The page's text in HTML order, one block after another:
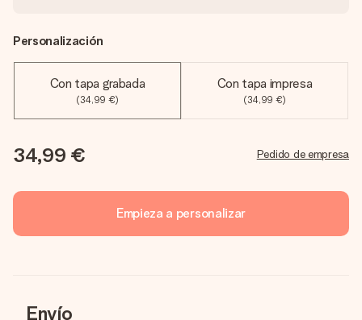
Personalización
Con tapa grabada
(34,99 €)
Con tapa impresa
(34,99 €)
34,99 € Pedido de empresa
Empieza a personalizar
Envío